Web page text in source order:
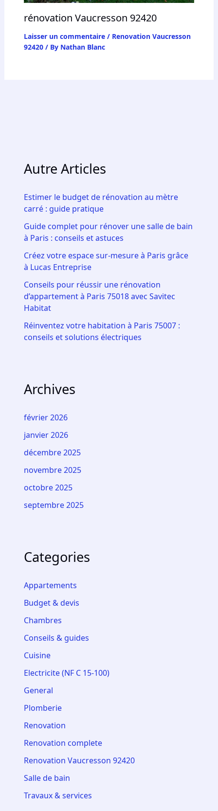
rénovation Vaucresson 92420
Laisser un commentaire / Renovation Vaucresson
92420/ By Nathan Blanc
Autre Articles
Estimer le budget de rénovation au mètre
carré : guide pratique
Guide complet pour rénover une salle de bain
à Paris : conseils et astuces
Créez votre espace sur-mesure à Paris grâce
à Lucas Entreprise
Conseils pour réussir une rénovation
d’appartement à Paris 75018 avec Savitec
Habitat
Réinventez votre habitation à Paris 75007 :
conseils et solutions électriques
Archives
février 2026
janvier 2026
décembre 2025
novembre 2025
octobre 2025
septembre 2025
Categories
Appartements
Budget & devis
Chambres
Conseils & guides
Cuisine
Electricite (NF C 15-100)
General
Plomberie
Renovation
Renovation complete
Renovation Vaucresson 92420
Salle de bain
Travaux & services